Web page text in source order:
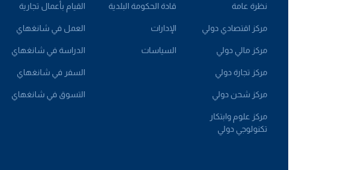
نظرة عامة
مركز اقتصادي دولي
مركز مالي دولي
مركز تجارة دولي
مركز شحن دولي
مركز علوم وابتكار
تكنولوجي دولي
قادة الحكومة البلدية
الإدارات
السياسات
القيام بأعمال تجارية
العمل في شانغهاي
الدراسة في شانغهاي
السفر في شانغهاي
التسوق في شانغهاي